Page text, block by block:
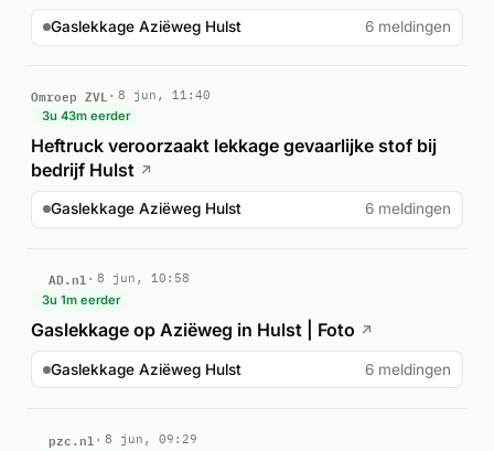
Gaslekkage Aziëweg Hulst 6 meldingen
Omroep ZVL
8 jun, 11:40
3u 43m eerder
Heftruck veroorzaakt lekkage gevaarlijke stof bij
bedrijf Hulst ↗
Gaslekkage Aziëweg Hulst 6 meldingen
AD.nl
8 jun, 10:58
3u 1m eerder
Gaslekkage op Aziëweg in Hulst | Foto ↗
Gaslekkage Aziëweg Hulst 6 meldingen
pzc.nl
8 jun, 09:29